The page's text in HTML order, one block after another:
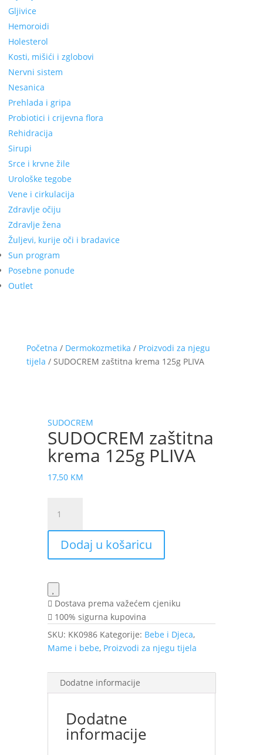
Gljivice
Hemoroidi
Holesterol
Kosti, mišići i zglobovi
Nervni sistem
Nesanica
Prehlada i gripa
Probiotici i crijevna flora
Rehidracija
Sirupi
Srce i krvne žile
Urološke tegobe
Vene i cirkulacija
Zdravlje očiju
Zdravlje žena
Žuljevi, kurije oči i bradavice
Sun program
Posebne ponude
Outlet
Početna / Dermokozmetika / Proizvodi za njegu
tijela / SUDOCREM zaštitna krema 125g PLIVA
SUDOCREM
SUDOCREM zaštitna
krema 125g PLIVA
17,50 KM
zaštitna
krema
125g
PLIVA
Dodaj u košaricu
Dostava prema važećem cjeniku
100% sigurna kupovina
SKU: KK0986 Kategorije: Bebe i Djeca,
Mame i bebe, Proizvodi za njegu tijela
Dodatne informacije
Dodatne
informacije